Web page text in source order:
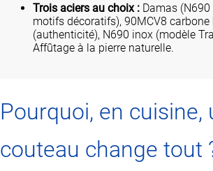
Trois aciers au choix : Damas (N690
motifs décoratifs), 90MCV8 carbone
(authenticité), N690 inox (modèle
Affûtage à la pierre naturelle.
Pourquoi, en cuisine,
couteau change tout